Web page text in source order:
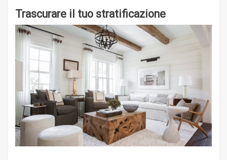
Trascurare il tuo stratificazione